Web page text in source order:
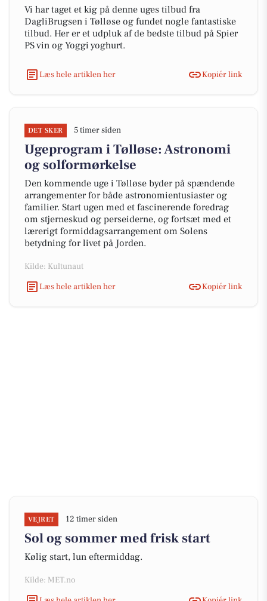
Vi har taget et kig på denne uges tilbud fra
DagliBrugsen i Tølløse og fundet nogle fantastiske
tilbud. Her er et udpluk af de bedste tilbud på Spier
PS vin og Yoggi yoghurt.
Læs hele artiklen her Kopiér link
DET SKER 5 timer siden
Ugeprogram i Tølløse: Astronomi
og solformørkelse
Den kommende uge i Tølløse byder på spændende
arrangementer for både astronomientusiaster og
familier. Start ugen med et fascinerende foredrag
om stjerneskud og perseiderne, og fortsæt med et
lærerigt formiddagsarrangement om Solens
betydning for livet på Jorden.
Kilde: Kultunaut
Læs hele artiklen her
Kopiér link
VEJRET 12 timer siden
Sol og sommer med frisk start
Kølig start, lun eftermiddag.
Kilde: MET.no